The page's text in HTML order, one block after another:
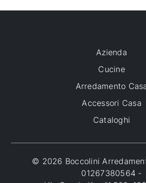
Azienda
Cucine
Arredamento
Accessori Casa
Cataloghi
© 2026 Boccolini
01267380564 -